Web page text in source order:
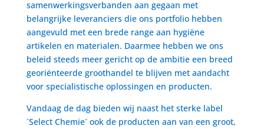
samenwerkingsverbanden aan gegaan met
belangrijke leveranciers die ons portfolio hebben
aangevuld met een brede range aan hygiëne
artikelen en materialen. Daarmee hebben we ons
beleid steeds meer gericht op de ambitie een breed
georiënteerde groothandel te blijven met aandacht
voor specialistische oplossingen en producten.
Vandaag de dag bieden wij naast het sterke label
´Select Chemie´ ook de producten aan van een groot,